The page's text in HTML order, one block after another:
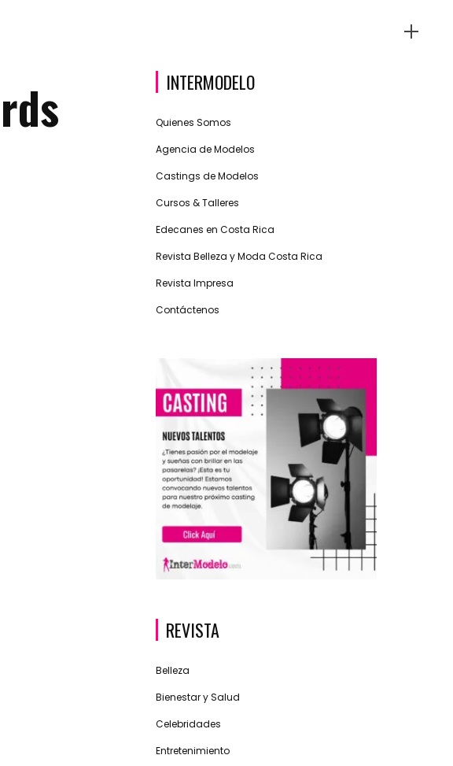
INTERMODELO
Quienes Somos
Agencia de Modelos
Castings de Modelos
Cursos & Talleres
Edecanes en Costa Rica
Revista Belleza y Moda Costa Rica
Revista Impresa
Contáctenos
REVISTA
Belleza
Bienestar y Salud
Celebridades
Entretenimiento